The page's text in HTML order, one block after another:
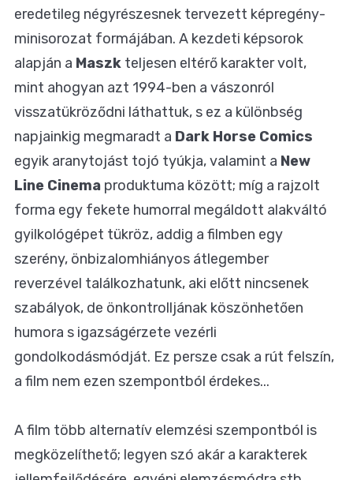
eredetileg négyrészesnek tervezett képregény-
minisorozat formájában. A kezdeti képsorok
alapján a Maszk teljesen eltérő karakter volt,
mint ahogyan azt 1994-ben a vászonról
visszatükröződni láthattuk, s ez a különbség
napjainkig megmaradt a Dark Horse Comics
egyik aranytojást tojó tyúkja, valamint a New
Line Cinema produktuma között; míg a rajzolt
forma egy fekete humorral megáldott alakváltó
gyilkológépet tükröz, addig a filmben egy
szerény, önbizalomhiányos átlegember
reverzével találkozhatunk, aki előtt nincsenek
szabályok, de önkontrolljának köszönhetően
humora s igazságérzete vezérli
gondolkodásmódját. Ez persze csak a rút felszín,
a film nem ezen szempontból érdekes...
A film több alternatív elemzési szempontból is
megközelíthető; legyen szó akár a karakterek